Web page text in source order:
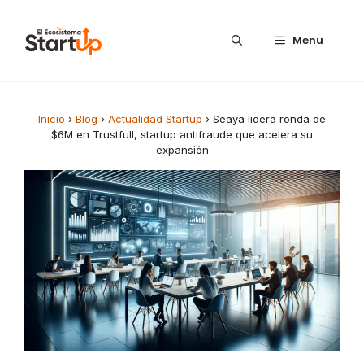
Menu
Inicio › Blog › Actualidad Startup › Seaya lidera ronda de
$6M en Trustfull, startup antifraude que acelera su
expansión